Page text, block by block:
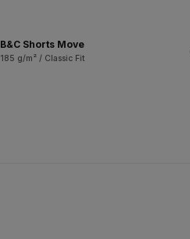
B&C Shorts Move
185 g/m² / Classic Fit